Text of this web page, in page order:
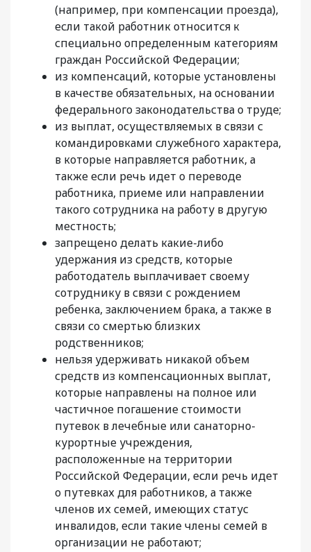
(например, при компенсации проезда),
если такой работник относится к
специально определенным категориям
граждан Российской Федерации;
из компенсаций, которые установлены
в качестве обязательных, на основании
федерального законодательства о труде;
из выплат, осуществляемых в связи с
командировками служебного характера,
в которые направляется работник, а
также если речь идет о переводе
работника, приеме или направлении
такого сотрудника на работу в другую
местность;
запрещено делать какие-либо
удержания из средств, которые
работодатель выплачивает своему
сотруднику в связи с рождением
ребенка, заключением брака, а также в
связи со смертью близких
родственников;
нельзя удерживать никакой объем
средств из компенсационных выплат,
которые направлены на полное или
частичное погашение стоимости
путевок в лечебные или санаторно-
курортные учреждения,
расположенные на территории
Российской Федерации, если речь идет
о путевках для работников, а также
членов их семей, имеющих статус
инвалидов, если такие члены семей в
организации не работают;